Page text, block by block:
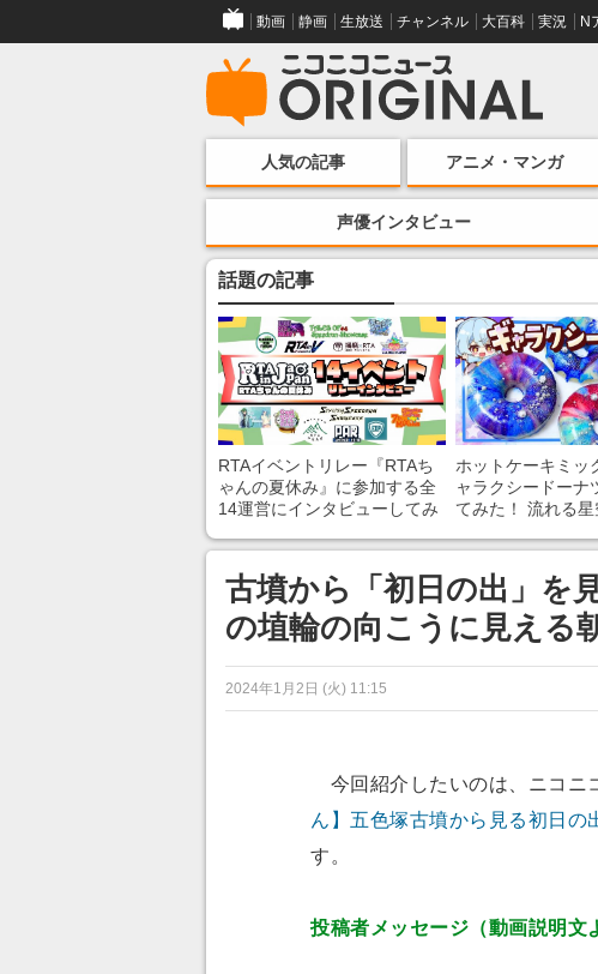
動画 静画 生放送 チャンネル 大百科 実況 N
人気の記事 アニメ・マンガ
声優インタビュー
話題の記事
RTAイベントリレー『RTAち
ゃんの夏休み』に参加する全
14運営にインタビューしてみ
ンネルの貸し出しを利用し8/9
から1週間にわたって開催
ホットケーキミッ
ャラクシードーナ
てみた！ 流れる
古墳から「初日の出」を
の埴輪の向こうに見える
2024年1月2日 (火) 11:15
今回紹介したいのは、ニコニ
ん】五色塚古墳から見る初日の
す。
投稿者メッセージ（動画説明文